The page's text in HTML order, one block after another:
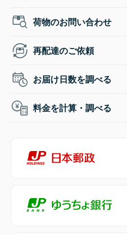
荷物のお問い合わせ
再配達のご依頼
お届け日数を調べる
料金を計算・調べる